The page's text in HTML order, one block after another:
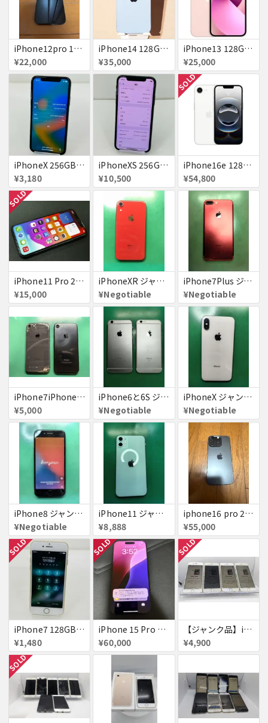
iPhone12pro 128GB ブルー 赤ロム
¥22,000
iPhone14 128GB Blue au 送料無料
¥35,000
iPhone13 128GB ピンク docomo 送料無料
¥25,000
iPhoneX 256GB 赤ロム au ジャンク スペースグレイ A1902 送料無料
¥3,180
iPhoneXS 256GB 赤ロム 超美品 SoftBank ジャンク スペースグレイ MTE02J/A 送料無料
¥10,500
SOLD
iPhone16e 128GB ホワイト 送料無料
¥54,800
SOLD
iPhone11 Pro 256GB ジャンク品
¥15,000
iPhoneXR ジャンク品
¥Negotiable
iPhone7Plus ジャンク品
¥Negotiable
iPhone7iPhone8ジャンク
¥5,000
iPhone6と6S ジャンク品
¥Negotiable
iPhoneX ジャンク品
¥Negotiable
iPhone8 ジャンク品
¥Negotiable
iPhone11 ジャンク
¥8,888
iphone16 pro 256gb ブラックチタニウム
¥55,000
SOLD
iPhone7 128GB 赤ロム SoftBank ジャンク ゴールド A1779 パスコード不明 送料無料
¥1,480
SOLD
iPhone 15 Pro 128GB ブラックチタニウム ネットワーク利用制限あり
¥60,000
SOLD
【ジャンク品】iPhone6s ４台セット
¥4,900
SOLD